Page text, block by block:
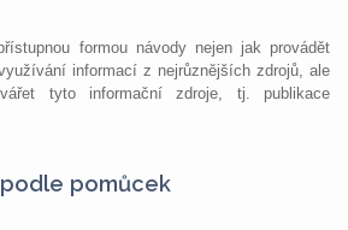
formou návody nejen jak provádět
informací z nejrůznějších zdrojů, ale
tyto informační zdroje, tj. publikace
pomůcek